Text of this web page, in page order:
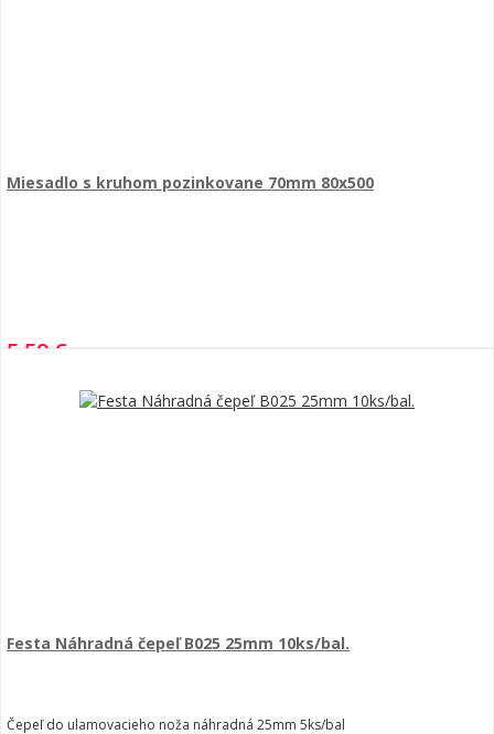
Miesadlo s kruhom pozinkovane 70mm 80x500
5,59 €
Festa Náhradná čepeľ B025 25mm 10ks/bal.
Čepeľ do ulamovacieho noža náhradná 25mm 5ks/bal